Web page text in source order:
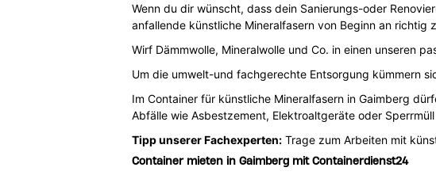
Wenn du dir wünscht, dass dein Sanierungs-oder
anfallende künstliche Mineralfasern von Beginn an richtig
Wirf Dämmwolle, Mineralwolle und Co. in einen unseren
Um die umwelt-und fachgerechte Entsorgung kümmern
Im Container für künstliche Mineralfasern in Gaimberg
Abfälle wie Asbestzement, Elektroaltgeräte oder
Tipp unserer Fachexperten:Trage zum Arbeiten mit
Container mieten in Gaimberg mit Containerdienst24